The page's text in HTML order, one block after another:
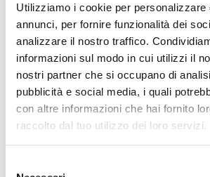
Utilizziamo i cookie per personalizzare
annunci, per fornire funzionalità dei
analizzare il nostro traffico.
informazioni sul modo in cui utilizzi il
nostri partner che si occupano di
pubblicità e social media, i quali
con altre informazioni che hai fornito
raccolto dal tuo utilizzo dei loro servizi.
associazioni, educatrici, educatori,
che lavorano nell’ambito della
creando attività in cui la creatività
strumento di espressione, autonomia
l’obiettivo di costruire un tessuto
collaborativo e favorire l’inclusione
Una biblioteca che non vuole essere
luogo da attraversare, ma uno